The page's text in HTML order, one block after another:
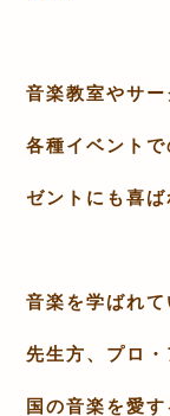
音楽教室やサ
各種イベント
ゼントにも喜ば
音楽を学ばれ
先生方、プロ
国の音楽を愛